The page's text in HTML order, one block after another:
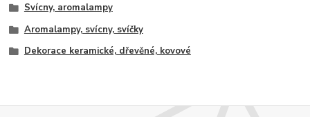
Svícny, aromalampy
Aromalampy, svícny, svíčky
Dekorace keramické, dřevěné, kovové